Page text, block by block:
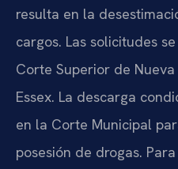
resulta en la
cargos. Las solicitudes
Corte Superior de
Essex. La descarga
en la Corte Municipal
posesión de drogas.